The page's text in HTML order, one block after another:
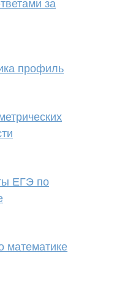
за
профиль
ЕГЭ по
математике